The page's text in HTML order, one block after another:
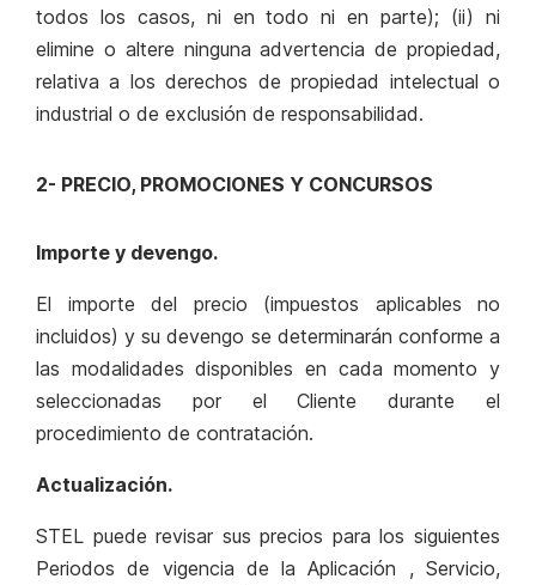
todos los casos, ni en todo ni en parte); (ii) ni
elimine o altere ninguna advertencia de propiedad,
relativa a los derechos de propiedad intelectual o
industrial o de exclusión de responsabilidad.
2- PRECIO, PROMOCIONES Y CONCURSOS
Importe y devengo.
El importe del precio (impuestos aplicables no
incluidos) y su devengo se determinarán conforme a
las modalidades disponibles en cada momento y
seleccionadas por el Cliente durante el
procedimiento de contratación.
Actualización.
STEL puede revisar sus precios para los siguientes
Periodos de vigencia de la Aplicación , Servicio,